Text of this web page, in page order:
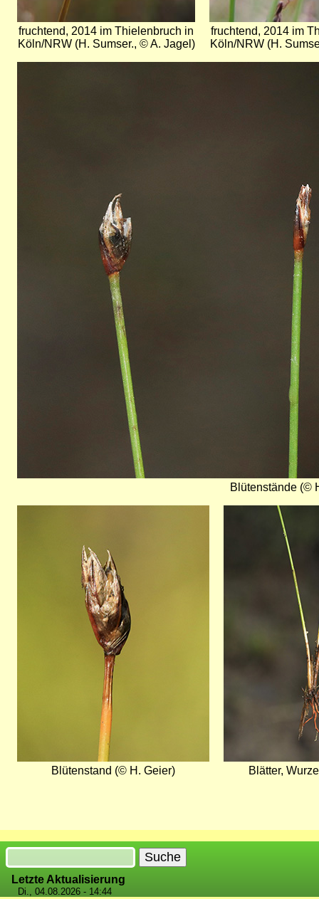
fruchtend, 2014 im Thielenbruch in
Köln/NRW (H. Sumser., © A. Jagel)
fruchtend, 2014 im
Köln/NRW (H.
Blütenstände (©
Blütenstand (© H. Geier) Blätter,
Suche
Letzte Aktualisierung
Di., 04.08.2026 - 14:44